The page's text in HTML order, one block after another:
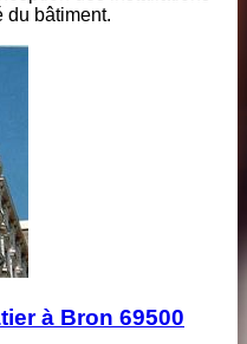
du bâtiment.
à Bron 69500